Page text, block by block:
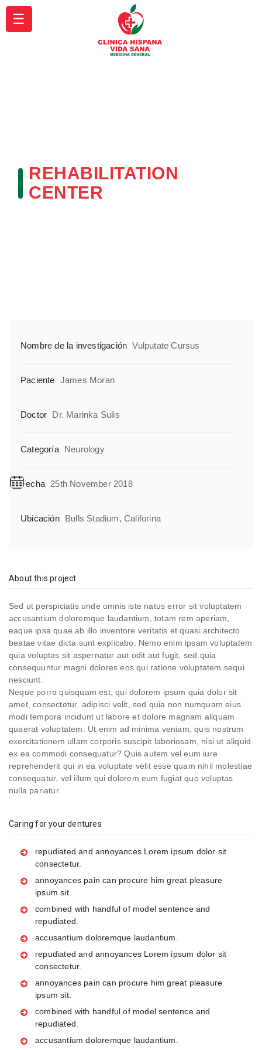
REHABILITATION
CENTER
Nombre de la investigación Vulputate Cursus
Paciente James Moran
Doctor Dr. Marinka Sulis
Categoría Neurology
Fecha 25th November 2018
Ubicación Bulls Stadium, Califorina
About this project
Sed ut perspiciatis unde omnis iste natus error sit voluptatem
accusantium doloremque laudantium, totam rem aperiam,
eaque ipsa quae ab illo inventore veritatis et quasi architecto
beatae vitae dicta sunt explicabo. Nemo enim ipsam voluptatem
quia voluptas sit aspernatur aut odit aut fugit, sed quia
consequuntur magni dolores eos qui ratione voluptatem sequi
nesciunt.
Neque porro quisquam est, qui dolorem ipsum quia dolor sit
amet, consectetur, adipisci velit, sed quia non numquam eius
modi tempora incidunt ut labore et dolore magnam aliquam
quaerat voluptatem. Ut enim ad minima veniam, quis nostrum
exercitationem ullam corporis suscipit laboriosam, nisi ut aliquid
ex ea commodi consequatur? Quis autem vel eum iure
reprehenderit qui in ea voluptate velit esse quam nihil molestiae
consequatur, vel illum qui dolorem eum fugiat quo voluptas
nulla pariatur.
Caring for your dentures
repudiated and annoyances Lorem ipsum dolor sit
consectetur.
annoyances pain can procure him great pleasure
ipsum sit.
combined with handful of model sentence and
repudiated.
accusantium doloremque laudantium.
repudiated and annoyances Lorem ipsum dolor sit
consectetur.
annoyances pain can procure him great pleasure
ipsum sit.
combined with handful of model sentence and
repudiated.
accusantium doloremque laudantium.
☰